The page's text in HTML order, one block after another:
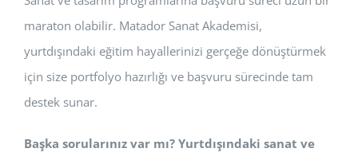
maraton olabilir. Matador Sanat Akademisi,
yurtdışındaki eğitim hayallerinizi gerçeğe dönüştürmek
için size portfolyo hazırlığı ve başvuru sürecinde tam
destek sunar.
Başka sorularınız var mı? Yurtdışındaki sanat ve